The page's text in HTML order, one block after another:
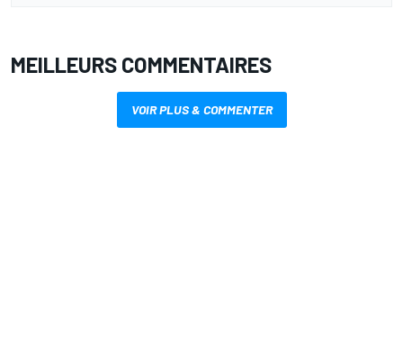
MEILLEURS COMMENTAIRES
VOIR PLUS & COMMENTER